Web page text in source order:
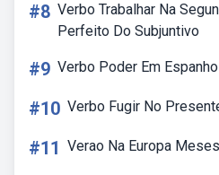
#8 Verbo Trabalhar Na
Perfeito Do Subjuntivo
#9 Verbo Poder Em
#10 Verbo Fugir No
#11 Verao Na Europa Meses